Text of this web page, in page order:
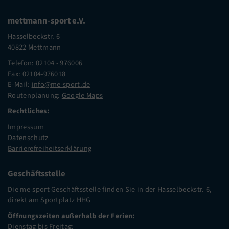
mettmann-sport e.V.
Hasselbeckstr. 6
40822 Mettmann
Telefon: 02104 - 976006
Fax: 02104-976018
E-Mail: info@me-sport.de
Routenplanung: Google Maps
Rechtliches:
Impressum
Datenschutz
Barrierefreiheitserklärung
Geschäftsstelle
Die me-sport Geschäftsstelle finden Sie in der Hasselbeckstr. 6,
direkt am Sportplatz HHG
Öffnungszeiten außerhalb der Ferien:
Dienstag bis Freitag: